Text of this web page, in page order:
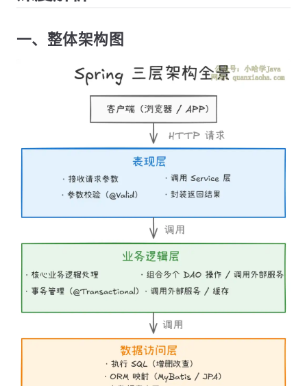
一、整体架构图